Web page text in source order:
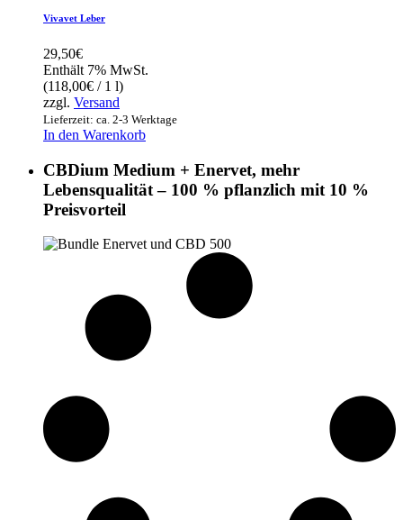
Vivavet Leber
29,50€
Enthält 7% MwSt.
(118,00€ / 1 l)
zzgl. Versand
Lieferzeit: ca. 2-3 Werktage
In den Warenkorb
CBDium Medium + Enervet, mehr
Lebensqualität – 100 % pflanzlich mit 10 %
Preisvorteil